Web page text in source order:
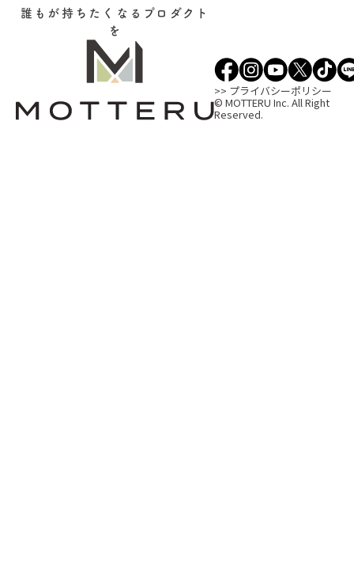
誰もが持ちたくなるプロダクト
を
>> プライバシーポリシー
© MOTTERU Inc. All Right
Reserved.